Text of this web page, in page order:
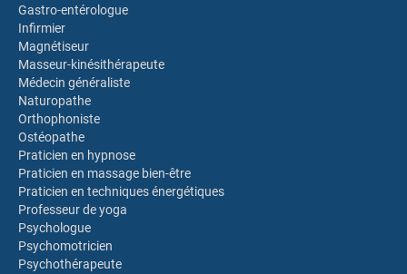
Gastro-entérologue
Infirmier
Magnétiseur
Masseur-kinésithérapeute
Médecin généraliste
Naturopathe
Orthophoniste
Ostéopathe
Praticien en hypnose
Praticien en massage bien-être
Praticien en techniques énergétiques
Professeur de yoga
Psychologue
Psychomotricien
Psychothérapeute